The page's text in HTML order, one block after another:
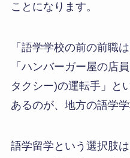
ことになります。
「語学学校の前の前職
「ハンバーガー屋の店
タクシー)の運転手」と
あるのが、地方の語学学
語学留学という選択肢